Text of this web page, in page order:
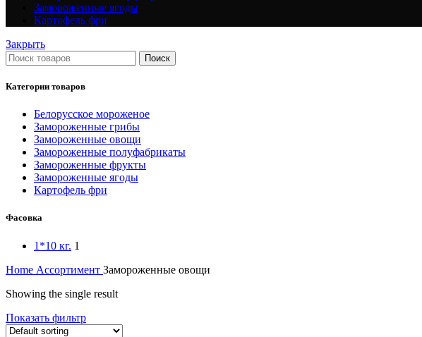
Замороженные ягоды
Картофель фри
Закрыть
Поиск
Категории товаров
Белорусское мороженое
Замороженные грибы
Замороженные овощи
Замороженные полуфабрикаты
Замороженные фрукты
Замороженные ягоды
Картофель фри
Фасовка
1*10 кг. 1
Home Ассортимент Замороженные овощи
Showing the single result
Показать фильтр